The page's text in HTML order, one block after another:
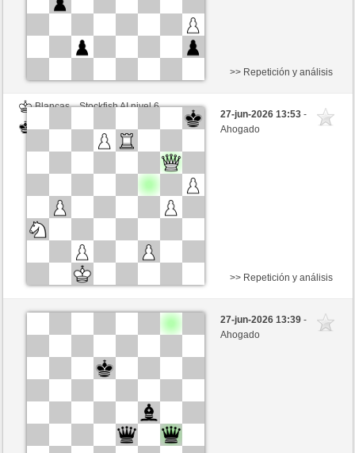
Blancas
Stockfish AI nivel 6
>> Repetición y análisis
27-jun-2026 13:53-
Ahogado
Negras
Stockfish AI nivel 6
>> Repetición y análisis
27-jun-2026 13:39-
Ahogado